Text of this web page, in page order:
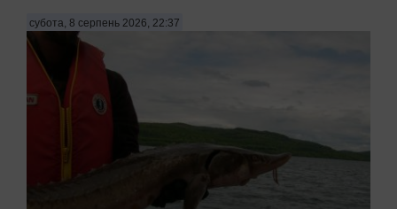
субота, 8 серпень 2026, 22:37